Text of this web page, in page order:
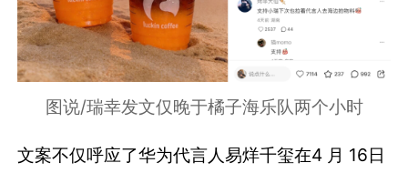
图说/瑞幸发文仅晚于橘子海乐队两个小时
文案不仅呼应了华为代言人易烊千玺在4 月 16日